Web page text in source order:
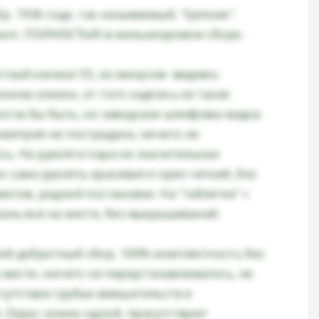
1936 года. так называемый, "Цепник".
ПОЛНОСТЬЮ в мельхиоровом сборе.
кинжал SS, из минусов- видимо,
клинок, от того надпись не такая
бы быть, но заводская шлифовка видна
не пострадала, ничего не
На рукояти пара не значительных
сама рукоять красивая и орел четкий, без
родной постановки. На "таблетке" с
вся на месте, без выкрашиваний.
добротный сбор, 100% комплектность без
месте, ничего не переустанавливалось, не
грубых вмешательств и
Окрас ножен одной, присутствуют